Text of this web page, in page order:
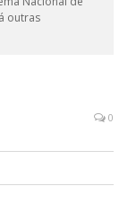
outras
0